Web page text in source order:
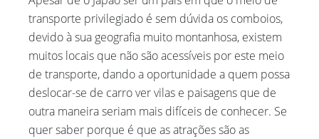
transporte privilegiado é sem dúvida os comboios,
devido à sua geografia muito montanhosa, existem
muitos locais que não são acessíveis por este meio
de transporte, dando a oportunidade a quem possa
deslocar-se de carro ver vilas e paisagens que de
outra maneira seriam mais difíceis de conhecer. Se
quer saber porque é que as atrações são as